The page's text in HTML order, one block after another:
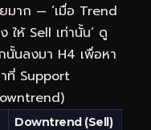
มาก — ‘เมื่อ Trend
ให้ Sell เท่านั้น’ ดู
นั้นลงมา H4 เพื่อหา
ที่ Support
Downtrend (Sell)